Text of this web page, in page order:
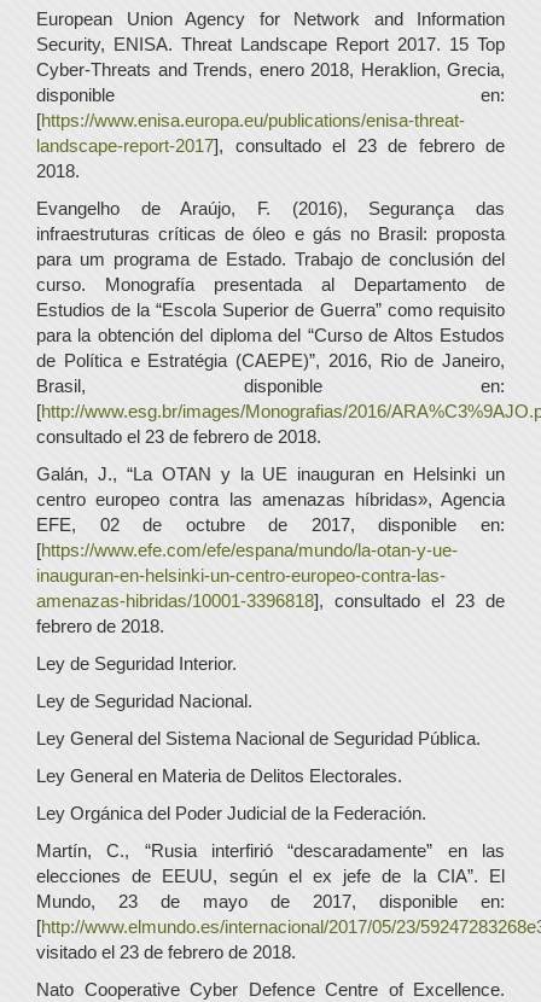
European Union Agency for Network and Information
Security, ENISA. Threat Landscape Report 2017. 15 Top
Cyber-Threats and Trends, enero 2018, Heraklion, Grecia,
disponible en:
[https://www.enisa.europa.eu/publications/enisa-threat-
landscape-report-2017], consultado el 23 de febrero de
2018.
Evangelho de Araújo, F. (2016), Segurança das
infraestruturas críticas de óleo e gás no Brasil: proposta
para um programa de Estado. Trabajo de conclusión del
curso. Monografía presentada al Departamento de
Estudios de la “Escola Superior de Guerra” como requisito
para la obtención del diploma del “Curso de Altos Estudos
de Política e Estratégia (CAEPE)”, 2016, Rio de Janeiro,
Brasil, disponible en:
[http://www.esg.br/images/Monografias/2016/
consultado el 23 de febrero de 2018.
Galán, J., “La OTAN y la UE inauguran en Helsinki un
centro europeo contra las amenazas híbridas», Agencia
EFE, 02 de octubre de 2017, disponible en:
[https://www.efe.com/efe/espana/mundo/la-otan-y-ue-
inauguran-en-helsinki-un-centro-europeo-contra-las-
amenazas-hibridas/10001-3396818], consultado el 23 de
febrero de 2018.
Ley de Seguridad Interior.
Ley de Seguridad Nacional.
Ley General del Sistema Nacional de Seguridad Pública.
Ley General en Materia de Delitos Electorales.
Ley Orgánica del Poder Judicial de la Federación.
Martín, C., “Rusia interfirió “descaradamente” en las
elecciones de EEUU, según el ex jefe de la CIA”. El
Mundo, 23 de mayo de 2017, disponible en:
[http://www.elmundo.es/internacional/2017/05/23/
visitado el 23 de febrero de 2018.
Nato Cooperative Cyber Defence Centre of Excellence.